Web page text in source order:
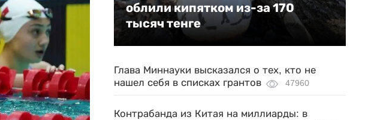
облили кипятком из-за 170
тысяч тенге
Глава Миннауки высказался о тех, кто не
нашел себя в списках грантов
47960
Контрабанда из Китая на миллиарды: в